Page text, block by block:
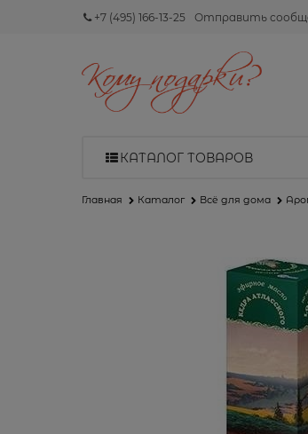
+7 (495) 166-13-25 Отправить
КАТАЛОГ ТОВАРОВ
Главная Каталог Всё для дома